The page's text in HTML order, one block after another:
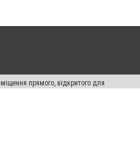
прямого, відкритого для